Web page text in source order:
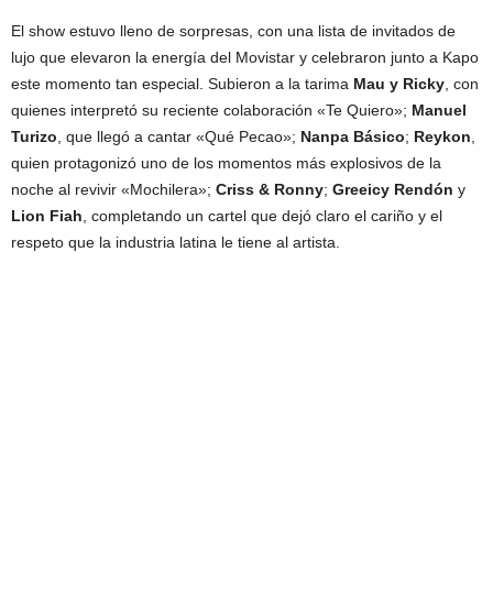
El show estuvo lleno de sorpresas, con una lista de invitados de
lujo que elevaron la energía del Movistar y celebraron junto a Kapo
este momento tan especial. Subieron a la tarima Mau y Ricky , con
quienes interpretó su reciente colaboración «Te Quiero»; Manuel
Turizo , que llegó a cantar «Qué Pecao»; Nanpa Básico; Reykon
quien protagonizó uno de los momentos más explosivos de la
noche al revivir «Mochilera»; Criss & Ronny; Greeicy Rendón y
Lion Fiah , completando un cartel que dejó claro el cariño y el
respeto que la industria latina le tiene al artista.